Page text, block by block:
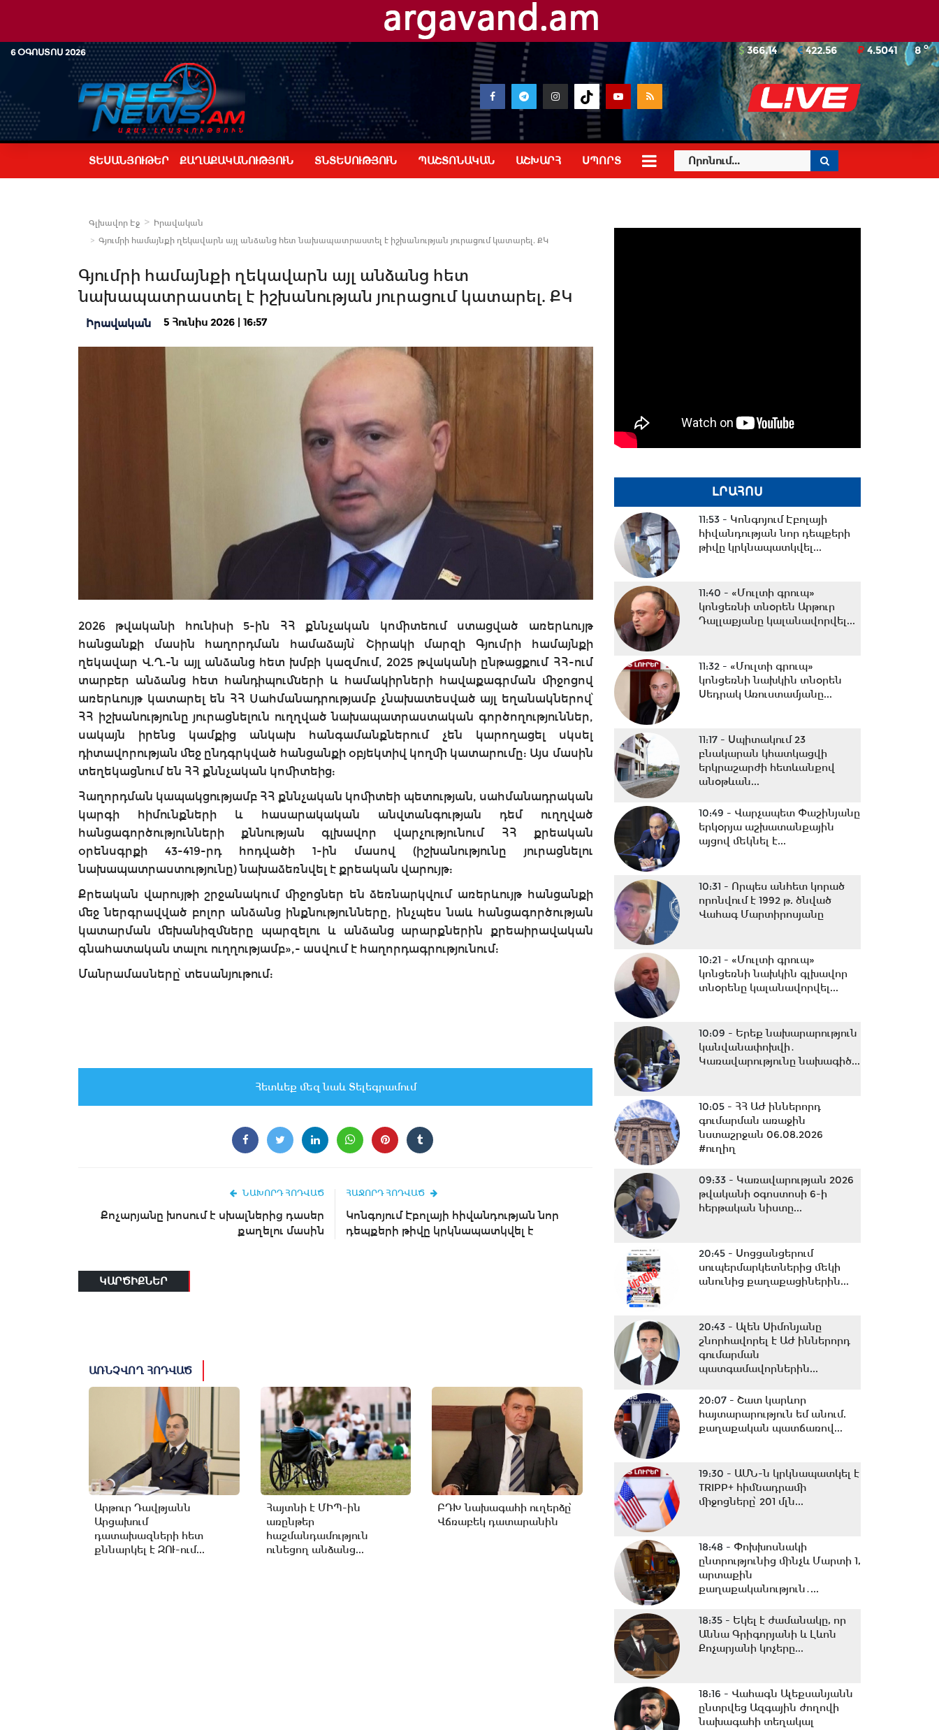
6 ՕԳՈՍՏՈՍ 2026 8o
366.14 422.56 4.5041
ՏԵՍԱՆՅՈՒԹԵՐ ՔԱՂԱՔԱԿԱՆՈՒԹՅՈՒՆ ՏՆՏԵՍՈՒԹՅՈՒՆ ՊԱՇՏՈՆԱԿԱՆ ԱՇԽԱՐՀ ՍՊՈՐՏ
Գլխավոր Էջ
Իրավական
Գյումրի համայնքի ղեկավարն այլ անձանց հետ նախապատրաստել է իշխանության յուրացում կատարել. ՔԿ
Գյումրի համայնքի ղեկավարն այլ անձանց հետ
նախապատրաստել է իշխանության յուրացում կատարել. ՔԿ
Իրավական 5 Հունիս 2026 | 16:57
2026 թվականի հունիսի 5-ին ՀՀ քննչական կոմիտեում ստացված առերևույթ
հանցանքի մասին հաղորդման համաձայն՝ Շիրակի մարզի Գյումրի համայնքի
ղեկավար Վ.Ղ.-ն այլ անձանց հետ խմբի կազմում, 2025 թվականի ընթացքում ՀՀ-ում
տարբեր անձանց հետ հանդիպումների և համակիրների հավաքագրման միջոցով
առերևույթ կատարել են ՀՀ Սահմանադրությամբ չնախատեսված այլ եղանակներով՝
ՀՀ իշխանությունը յուրացնելուն ուղղված նախապատրաստական գործողություններ,
սակայն իրենց կամքից անկախ հանգամանքներում չեն կարողացել սկսել
դիտավորության մեջ ընդգրկված հանցանքի օբյեկտիվ կողմի կատարումը: Այս մասին
տեղեկացնում են ՀՀ քննչական կոմիտեից:
Հաղորդման կապակցությամբ ՀՀ քննչական կոմիտեի պետության, սահմանադրական
կարգի հիմունքների և հասարակական անվտանգության դեմ ուղղված
հանցագործությունների քննության գլխավոր վարչությունում ՀՀ քրեական
օրենսգրքի 43-419-րդ հոդվածի 1-ին մասով (իշխանությունը յուրացնելու
նախապատրաստությունը) նախաձեռնվել է քրեական վարույթ:
Քրեական վարույթի շրջանակում միջոցներ են ձեռնարկվում առերևույթ հանցանքի
մեջ ներգրավված բոլոր անձանց ինքնությունները, ինչպես նաև հանցագործության
կատարման մեխանիզմները պարզելու և անձանց արարքներին քրեաիրավական
գնահատական տալու ուղղությամբ»,- ասվում է հաղորդագրությունում:
Մանրամասները՝ տեսանյութում:
Հետևեք մեզ նաև Տելեգրամում
ՆԱԽՈՐԴ ՀՈԴՎԱԾ
Քոչարյանը խոսում է սխալներից դասեր
քաղելու մասին
ՀԱՋՈՐԴ ՀՈԴՎԱԾ
Կոնգոյում Էբոլայի հիվանդության նոր
դեպքերի թիվը կրկնապատկվել է
ԿԱՐԾԻՔՆԵՐ
ԱՌՆՉՎՈՂ ՀՈԴՎԱԾ
Արթուր Դավթյանն
Արցախում
դատախազների հետ
քննարկել է ԶՈՒ-ում...
Հայտնի է ՄԻՊ-ին
առընթեր
հաշմանդամություն
ունեցող անձանց...
ԲԴԽ նախագահի ուղերձը՝
Վճռաբեկ դատարանին
ԼՐԱՀՈՍ
11:53 - Կոնգոյում Էբոլայի
հիվանդության նոր դեպքերի
թիվը կրկնապատկվել...
11:40 - «Մուլտի գրուպ»
կոնցեռնի տնօրեն Արթուր
Դալլաքյանը կալանավորվել...
11:32 - «Մուլտի գրուպ»
կոնցեռնի նախկին տնօրեն
Սեդրակ Առուստամյանը...
11:17 - Սպիտակում 23
բնակարան կհատկացվի
երկրաշարժի հետևանքով
անօթևան...
10:49 - Վարչապետ Փաշինյանը
երկօրյա աշխատանքային
այցով մեկնել է...
10:31 - Որպես անհետ կորած
որոնվում է 1992 թ. ծնված
Վահագ Մարտիրոսյանը
10:21 - «Մուլտի գրուպ»
կոնցեռնի նախկին գլխավոր
տնօրենը կալանավորվել...
10:09 - Երեք նախարարություն
կանվանափոխվի․
Կառավարությունը նախագիծ...
10:05 - ՀՀ ԱԺ իններորդ
գումարման առաջին
նստաշրջան 06.08.2026
#ուղիղ
09:33 - Կառավարության 2026
թվականի օգոստոսի 6-ի
հերթական նիստը...
20:45 - Սոցցանցերում
սուպերմարկետներից մեկի
անունից քաղաքացիներին...
20:43 - Ալեն Սիմոնյանը
շնորհավորել է ԱԺ իններորդ
գումարման
պատգամավորներին...
20:07 - Շատ կարևոր
հայտարարություն եմ անում.
քաղաքական պատճառով...
19:30 - ԱՄՆ-ն կրկնապատկել է
TRIPP+ հիմնադրամի
միջոցները՝ 201 մլն...
18:48 - Փոխխոսնակի
ընտրությունից մինչև Մարտի 1,
արտաքին
քաղաքականություն․...
18:35 - Եկել է ժամանակը, որ
Աննա Գրիգորյանի և Լևոն
Քոչարյանի կոչերը...
18:16 - Վահագն Ալեքսանյանն
ընտրվեց Ազգային ժողովի
նախագահի տեղակալ